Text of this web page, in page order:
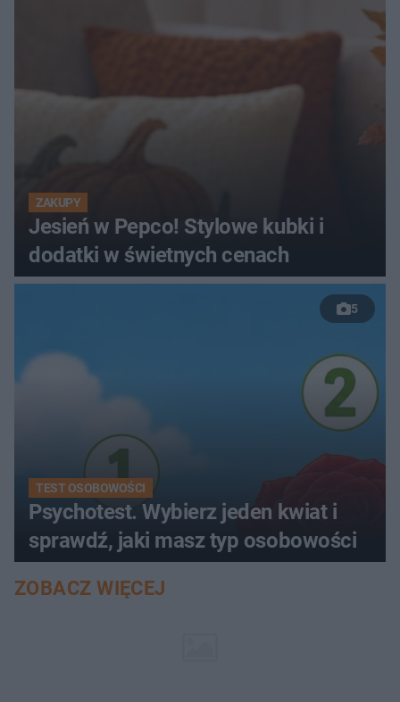
ZAKUPY
Jesień w Pepco! Stylowe kubki i
dodatki w świetnych cenach
5
TEST OSOBOWOŚCI
Psychotest. Wybierz jeden kwiat i
sprawdź, jaki masz typ osobowości
ZOBACZ WIĘCEJ